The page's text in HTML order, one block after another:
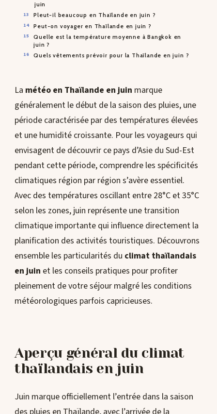
juin
Pleut-il beaucoup en Thaïlande en juin ?
Peut-on voyager en Thaïlande en juin ?
Quelle est la température moyenne à Bangkok en
juin ?
Quels vêtements prévoir pour la Thaïlande en juin ?
La météo en Thaïlande en juin marque
généralement le début de la saison des pluies, une
période caractérisée par des températures élevées
et une humidité croissante. Pour les voyageurs qui
envisagent de découvrir ce pays d’Asie du Sud-Est
pendant cette période, comprendre les spécificités
climatiques région par région s’avère essentiel.
Avec des températures oscillant entre 28°C et 35°C
selon les zones, juin représente une transition
climatique importante qui influence directement la
planification des activités touristiques. Découvrons
ensemble les particularités du climat thaïlandais
en juin et les conseils pratiques pour profiter
pleinement de votre séjour malgré les conditions
météorologiques parfois capricieuses.
Aperçu général du climat
thaïlandais en juin
Juin marque officiellement l’entrée dans la saison